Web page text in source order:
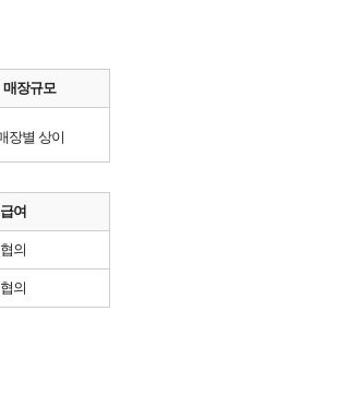
매장규모
장별 상이
급여
협의
협의